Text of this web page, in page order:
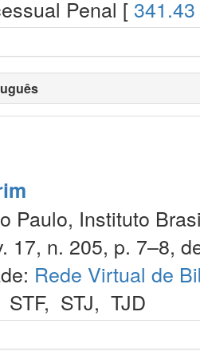
Penal [ 341.43
Paulo, Instituto
17, n. 205, p. 7–8,
Rede Virtual de
STF, STJ, TJD